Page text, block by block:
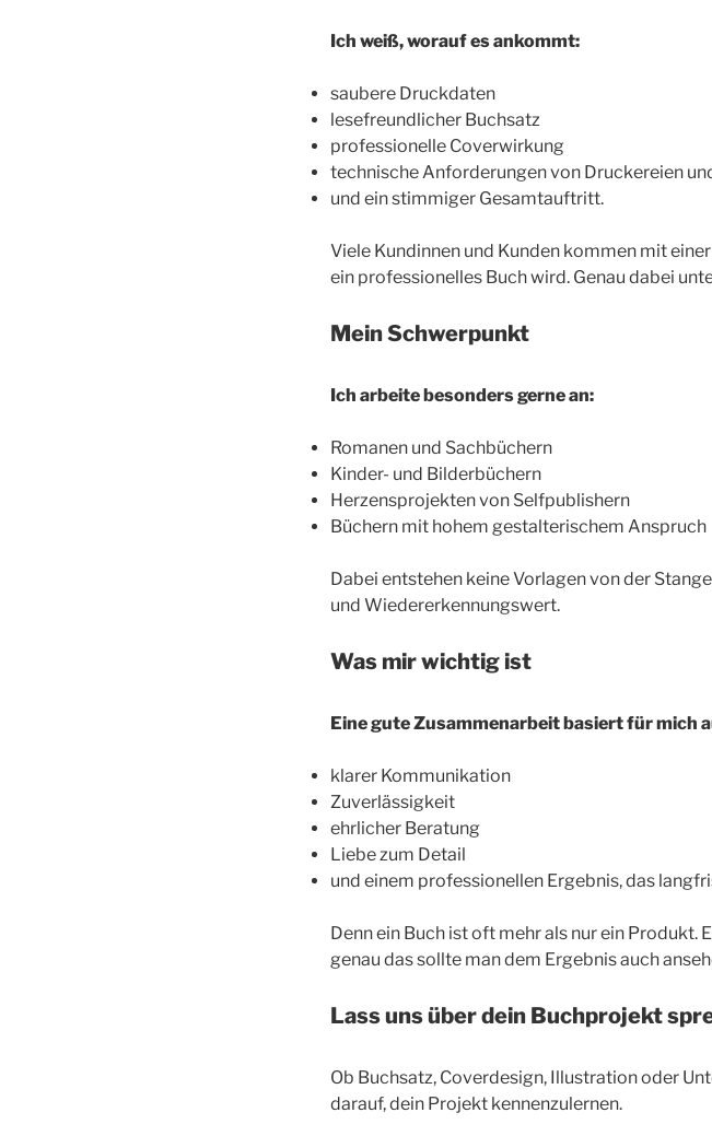
Ich weiß, worauf es ankommt:
saubere Druckdaten
lesefreundlicher Buchsatz
professionelle Coverwirkung
technische Anforderungen von Druckereien
und ein stimmiger Gesamtauftritt.
Viele Kundinnen und Kunden kommen mit
ein professionelles Buch wird. Genau dabei
Mein Schwerpunkt
Ich arbeite besonders gerne an:
Romanen und Sachbüchern
Kinder- und Bilderbüchern
Herzensprojekten von Selfpublishern
Büchern mit hohem gestalterischem Anspruch
Dabei entstehen keine Vorlagen von der
und Wiedererkennungswert.
Was mir wichtig ist
Eine gute Zusammenarbeit basiert für mich
klarer Kommunikation
Zuverlässigkeit
ehrlicher Beratung
Liebe zum Detail
und einem professionellen Ergebnis, das
Denn ein Buch ist oft mehr als nur ein
genau das sollte man dem Ergebnis auch
Lass uns über dein Buchprojekt
Ob Buchsatz, Coverdesign, Illustration oder
darauf, dein Projekt kennenzulernen.